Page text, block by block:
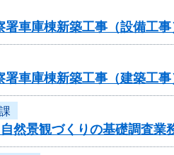
署車庫棟新築工事（設備工
署車庫棟新築工事（建築工
然景観づくりの基礎調査業